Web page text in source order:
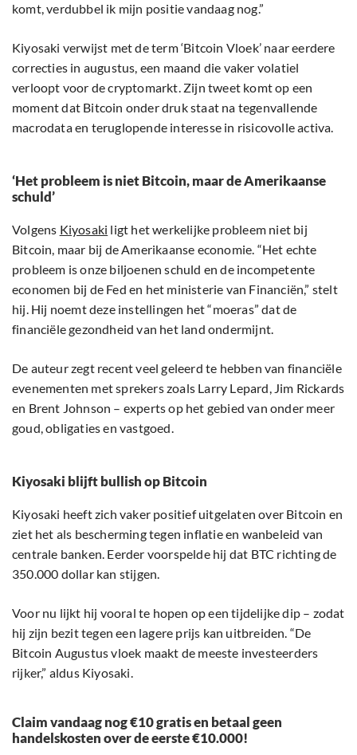
komt, verdubbel ik mijn positie vandaag nog.”
Kiyosaki verwijst met de term ‘Bitcoin Vloek’ naar eerdere
correcties in augustus, een maand die vaker volatiel
verloopt voor de cryptomarkt. Zijn tweet komt op een
moment dat Bitcoin onder druk staat na tegenvallende
macrodata en teruglopende interesse in risicovolle activa.
‘Het probleem is niet Bitcoin, maar de Amerikaanse
schuld’
Volgens Kiyosaki ligt het werkelijke probleem niet bij
Bitcoin, maar bij de Amerikaanse economie. “Het echte
probleem is onze biljoenen schuld en de incompetente
economen bij de Fed en het ministerie van Financiën,” stelt
hij. Hij noemt deze instellingen het “moeras” dat de
financiële gezondheid van het land ondermijnt.
De auteur zegt recent veel geleerd te hebben van financiële
evenementen met sprekers zoals Larry Lepard, Jim Rickards
en Brent Johnson – experts op het gebied van onder meer
goud, obligaties en vastgoed.
Kiyosaki blijft bullish op Bitcoin
Kiyosaki heeft zich vaker positief uitgelaten over Bitcoin en
ziet het als bescherming tegen inflatie en wanbeleid van
centrale banken. Eerder voorspelde hij dat BTC richting de
350.000 dollar kan stijgen.
Voor nu lijkt hij vooral te hopen op een tijdelijke dip – zodat
hij zijn bezit tegen een lagere prijs kan uitbreiden. “De
Bitcoin Augustus vloek maakt de meeste investeerders
rijker,” aldus Kiyosaki.
Claim vandaag nog €10 gratis en betaal geen
handelskosten over de eerste €10.000!